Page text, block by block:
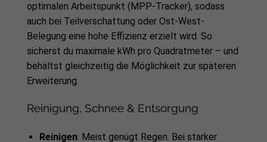
optimalen Arbeitspunkt (MPP-Tracker), sodass
auch bei Teilverschattung oder Ost-West-
Belegung eine hohe Effizienz erzielt wird. So
sicherst du maximale kWh pro Quadratmeter – und
behältst gleichzeitig die Möglichkeit zur späteren
Erweiterung.
Reinigung, Schnee & Entsorgung
Reinigen: Meist genügt Regen. Bei starker